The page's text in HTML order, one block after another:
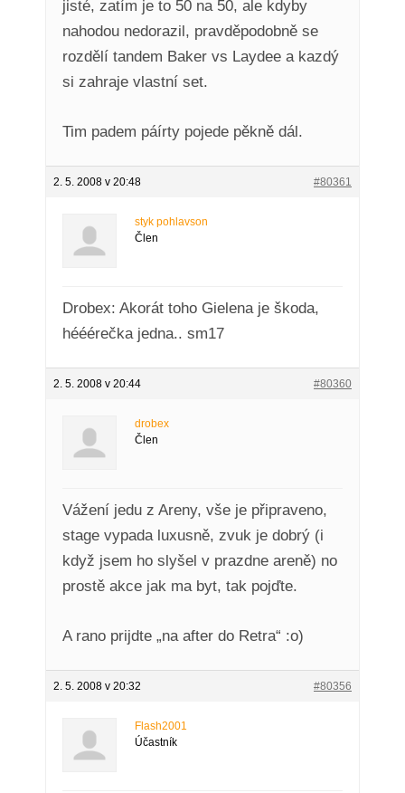
jisté, zatím je to 50 na 50, ale kdyby
nahodou nedorazil, pravděpodobně se
rozdělí tandem Baker vs Laydee a kazdý
si zahraje vlastní set.
Tim padem páírty pojede pěkně dál.
2. 5. 2008 v 20:48 #80361
styk pohlavson
Člen
Drobex: Akorát toho Gielena je škoda,
hééérečka jedna.. sm17
2. 5. 2008 v 20:44 #80360
drobex
Člen
Vážení jedu z Areny, vše je připraveno,
stage vypada luxusně, zvuk je dobrý (i
když jsem ho slyšel v prazdne areně) no
prostě akce jak ma byt, tak pojďte.
A rano prijdte „na after do Retra“ :o)
2. 5. 2008 v 20:32 #80356
Flash2001
Účastník